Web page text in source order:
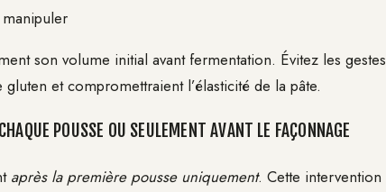
son volume initial avant fermentation. Évitez les gestes
et compromettraient l’élasticité de la pâte.
POUSSE OU SEULEMENT AVANT LE FAÇONNAGE
après la première pousse uniquement. Cette intervention